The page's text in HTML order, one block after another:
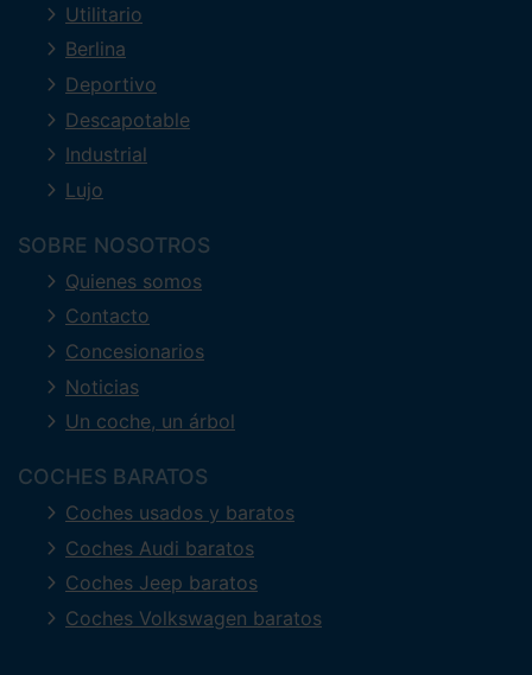
Utilitario
Berlina
Deportivo
Descapotable
Industrial
Lujo
SOBRE NOSOTROS
Quienes somos
Contacto
Concesionarios
Noticias
Un coche, un árbol
COCHES BARATOS
Coches usados y baratos
Coches Audi baratos
Coches Jeep baratos
Coches Volkswagen baratos